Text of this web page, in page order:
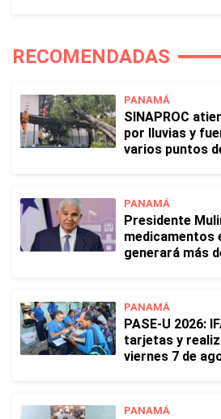
RECOMENDADAS
PANAMÁ
SINAPROC
por lluvias y
varios puntos
PANAMÁ
Presidente
medicamentos
generará más
PANAMÁ
PASE-U 2026:
tarjetas y
viernes 7 de
PANAMÁ